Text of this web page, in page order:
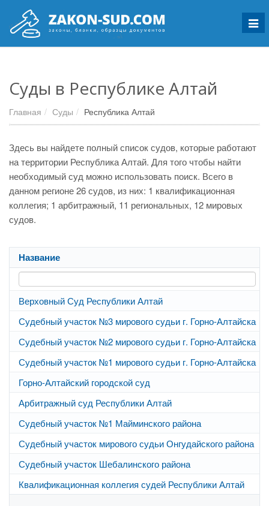
Суды в Республике Алтай
Главная Суды Республика Алтай
Здесь вы найдете полный список судов, которые работают
на территории Республика Алтай. Для того чтобы найти
необходимый суд можно использовать поиск. Всего в
данном регионе 26 судов, из них: 1 квалификационная
коллегия; 1 арбитражный, 11 региональных, 12 мировых
судов.
Название
Верховный Суд Республики Алтай
Судебный участок №3 мирового судьи г. Горно-Алтайска
Судебный участок №2 мирового судьи г. Горно-Алтайска
Судебный участок №1 мирового судьи г. Горно-Алтайска
Горно-Алтайский городской суд
Арбитражный суд Республики Алтай
Судебный участок №1 Майминского района
Судебный участок мирового судьи Онгудайского района
Судебный участок Шебалинского района
Квалификационная коллегия судей Республики Алтай